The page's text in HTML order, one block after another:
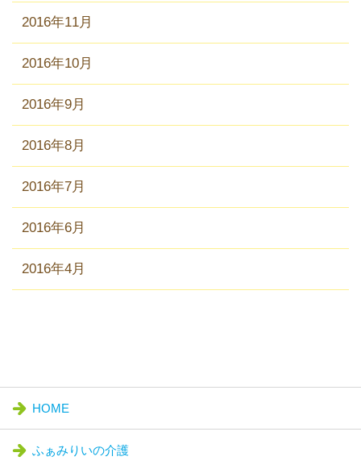
2016年11月
2016年10月
2016年9月
2016年8月
2016年7月
2016年6月
2016年4月
HOME
ふぁみりいの介護